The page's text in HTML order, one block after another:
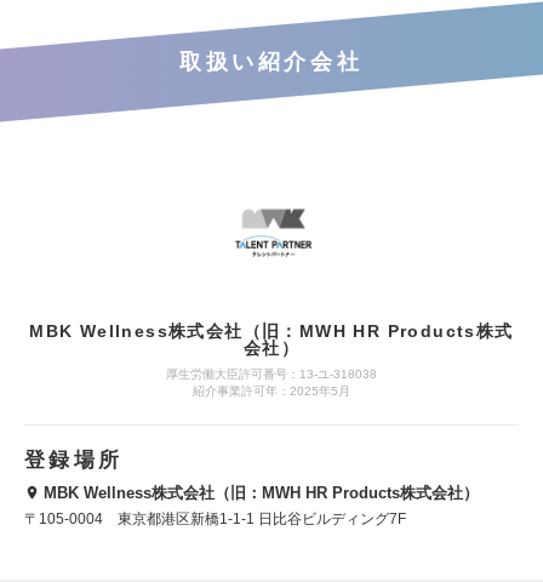
取扱い紹介会社
MBK Wellness株式会社（旧：MWH HR Products株式
会社）
厚生労働大臣許可番号：13-ユ-318038
紹介事業許可年：2025年5月
登録場所
MBK Wellness株式会社（旧：MWH HR Products株式会社）
〒105-0004 東京都港区新橋1-1-1 日比谷ビルディング7F